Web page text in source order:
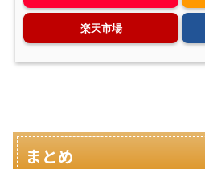
楽天市場
まとめ